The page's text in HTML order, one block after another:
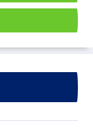
contactmet ons
advies.